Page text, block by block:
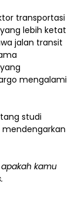
transportasi
lebih ketat
jalan transit
mengalami
studi
mendengarkan
apakah kamu